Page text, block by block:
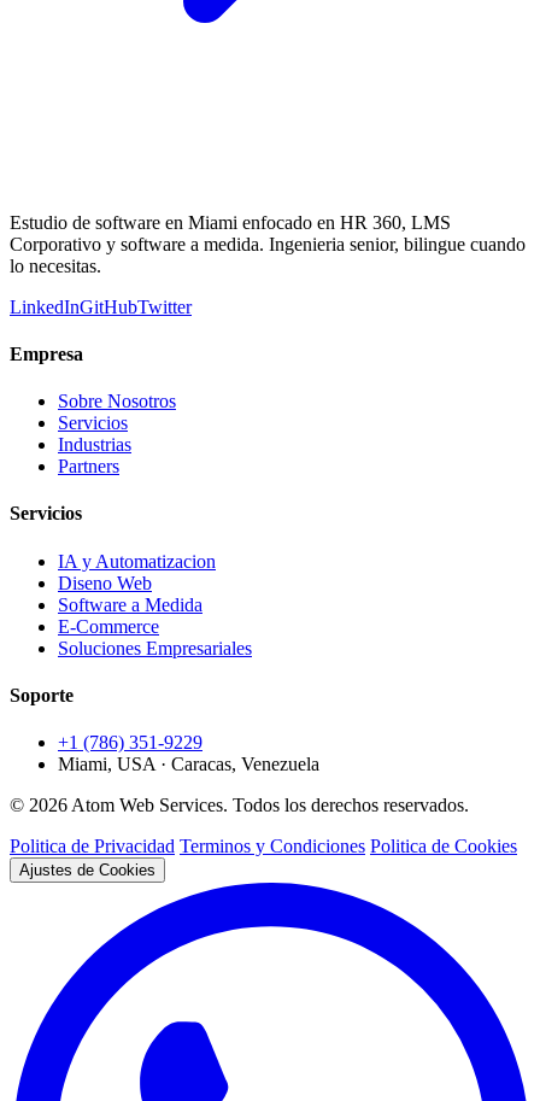
Estudio de software en Miami enfocado en HR 360, LMS
Corporativo y software a medida. Ingenieria senior, bilingue cuando
lo necesitas.
LinkedInGitHubTwitter
Empresa
Sobre Nosotros
Servicios
Industrias
Partners
Servicios
IA y Automatizacion
Diseno Web
Software a Medida
E-Commerce
Soluciones Empresariales
Soporte
+1 (786) 351-9229
Miami, USA · Caracas, Venezuela
© 2026 Atom Web Services. Todos los derechos reservados.
Politica de Privacidad Terminos y Condiciones Politica de Cookies
Ajustes de Cookies